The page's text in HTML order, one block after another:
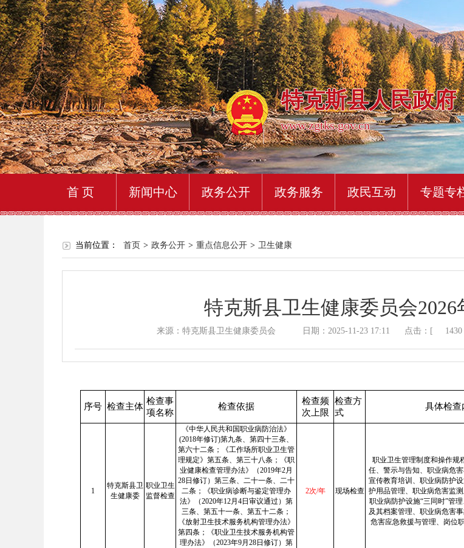
特克斯县人民政府
www.zgtks.gov.cn
首 页 新闻中心 政务公开 政务服务 政民互动 专题专
当前位置： 首页 > 政务公开 > 重点信息公开 > 卫生健康
特克斯县卫生健康委员会2026
来源：特克斯县卫生健康委员会 日期：2025-11-23 17:11 点击：[ 1430
序号 检查主体
检查事
项名称
检查依据
检查频
次上限
检查方
式
具体检查
1
特克斯县卫
生健康委
职业卫生
监督检查
《中华人民共和国职业病防治法》
(2018年修订)第九条、第四十三条、
第六十二条；《工作场所职业卫生管
理规定》第五条、第三十八条；《职
业健康检查管理办法》（2019年2月
28日修订）第三条、二十一条、二十
二条；《职业病诊断与鉴定管理办
法》（2020年12月4日审议通过）第
三条、第五十一条、第五十二条；
《放射卫生技术服务机构管理办法》
第四条；《职业卫生技术服务机构管
理办法》（2023年9月28日修订）第
2次/年 现场检查
职业卫生管理制度和操作规
任、警示与告知、职业病危
宣传教育培训、职业病防护
护用品管理、职业病危害监
职业病防护设施“三同时”管
及其档案管理、职业病危害
危害应急救援与管理、岗位